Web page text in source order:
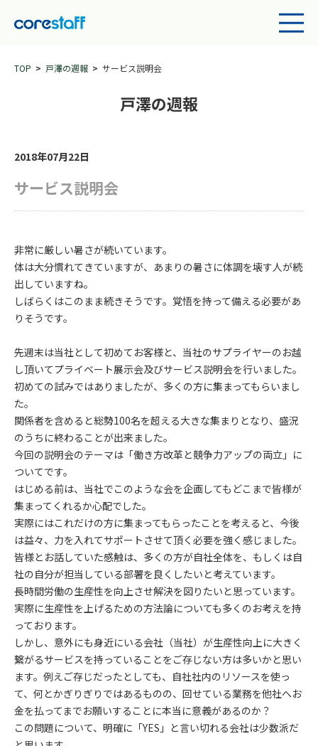
TOP 戸澤の週報 サービス説明会
戸澤の週報
2018年07月22日
サービス説明会
非常に厳しい暑さが続いています。
体は大分慣れてきていますが、あまりの暑さに体調を壊す人が続
出していますね。
しばらくはこのまま続きそうです。覚悟を持って備える必要があ
りそうです。
先週末は当社として初めてお客様と、当社のサプライヤーのお越
し頂いてプライベート展示会及びサービス説明会を行いました。
初めての試みではありましたが、多くの方に集まってもらいまし
た。
関係者を含めると総勢100名を超える大きな集まりとなり、盛況
のうちに終わることが出来ました。
今回の説明会のテーマは「働き方改革と競争力アップの両立」に
ついてです。
はじめる前は、当社でこのような会を企画してもどこまで皆様が
集まってくれるか心配でした。
実際にはこれだけの方に集まってもらったことを考えると、今後
は益々、力を入れてサポートさせて頂く必要を強く感じました。
皆様とお話していた感触は、多くの方が自社全体を、もしくは自
社の自分が担当している部署を良くしたいと考えています。
長時間労働の生産性を向上させ解決を図りたいと思っています。
実際に生産性を上げるための方法論についても多くのお考えを持
っております。
しかし、意外にも身近にいる会社（当社）が生産性向上に大きく
繋がるサービスを持っていることをご存じない方は多いかと思い
ます。例えご存じだったとしても、自社社内のリソースを使っ
て、何とかぎりぎりではあるものの、回せている業務を他社へお
金を払ってまでお願いすることに本当に意義があるのか？
この問題について、明確に「YES」と言い切れる会社は少数派だ